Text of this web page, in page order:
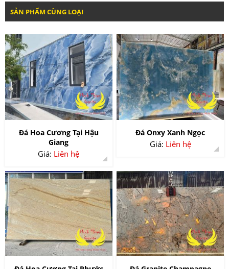
SẢN PHẨM CÙNG LOẠI
Đá Hoa Cương Tại Hậu
Giang
Giá: Liên hệ
Đá Onxy Xanh Ngọc
Giá: Liên hệ